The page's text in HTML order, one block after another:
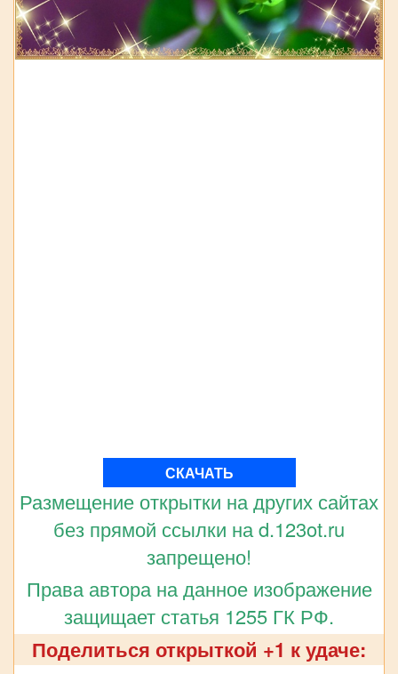
СКАЧАТЬ
Размещение открытки на других сайтах
без прямой ссылки на d.123ot.ru
запрещено!
Права автора на данное изображение
защищает статья 1255 ГК РФ.
Поделиться открыткой +1 к удаче: